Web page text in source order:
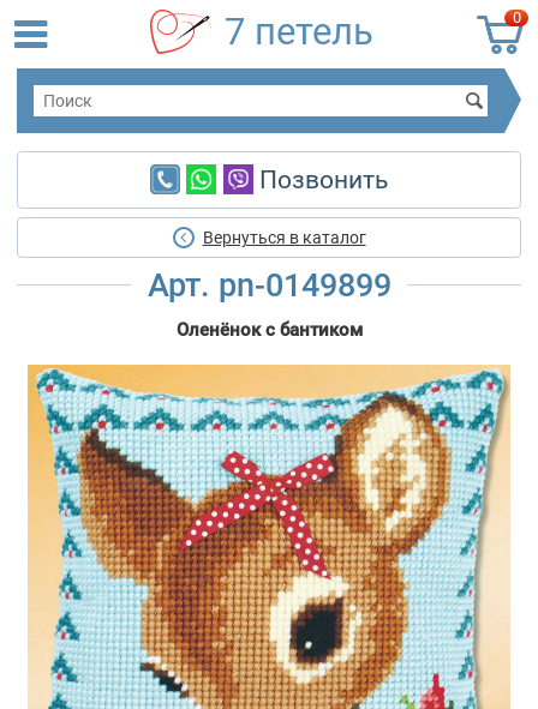
0
7 петель
Позвонить
Вернуться в каталог
Арт. pn-0149899
Оленёнок с бантиком